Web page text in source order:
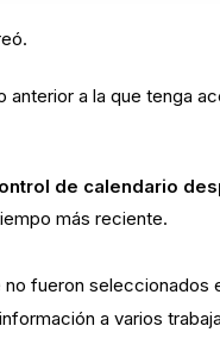
anterior a la que tenga
de calendario
más reciente.
fueron seleccionados
a varios